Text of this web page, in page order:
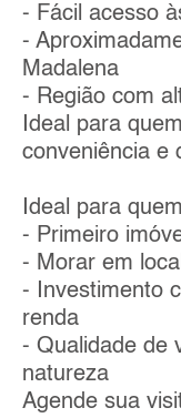
- Fácil acesso
-
Madalena
- Região com
Ideal para
conveniência e
Ideal para
- Primeiro
- Morar em
- Investimento
renda
- Qualidade de
natureza
Agende sua